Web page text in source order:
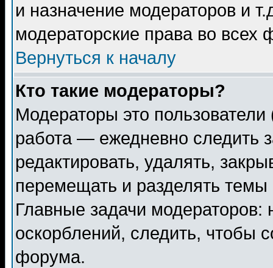
и назначение модераторов и
модераторские права во всех
Вернуться к началу
Кто такие модераторы?
Модераторы это
работа — ежедневно следить
редактировать, удалять,
перемещать и разделять
Главные задачи
оскорблений, следить, чтобы
форума.